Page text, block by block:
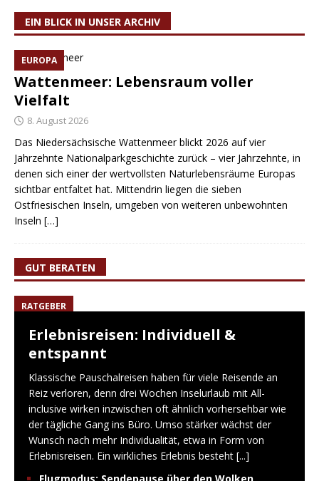
EIN BLICK IN UNSER ARCHIV
EUROPA
Wattenmeer: Lebensraum voller
Vielfalt
8. August 2026
Das Niedersächsische Wattenmeer blickt 2026 auf vier
Jahrzehnte Nationalparkgeschichte zurück – vier Jahrzehnte, in
denen sich einer der wertvollsten Naturlebensräume Europas
sichtbar entfaltet hat. Mittendrin liegen die sieben
Ostfriesischen Inseln, umgeben von weiteren unbewohnten
Inseln […]
GUT BERATEN
RATGEBER
Erlebnisreisen: Individuell &
entspannt
Klassische Pauschalreisen haben für viele Reisende an
Reiz verloren, denn drei Wochen Inselurlaub mit All-
inclusive wirken inzwischen oft ähnlich vorhersehbar wie
der tägliche Gang ins Büro. Umso stärker wächst der
Wunsch nach mehr Individualität, etwa in Form von
Erlebnisreisen. Ein wirkliches Erlebnis besteht [...]
Flugmodus: Sendepause über den Wolken